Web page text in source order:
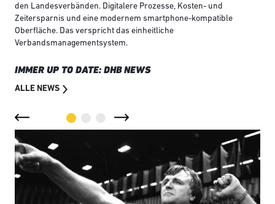
den Landesverbänden. Digitalere Prozesse, Kosten- und
Zeitersparnis und eine modernem smartphone-kompatible
Oberfläche. Das verspricht das einheitliche
Verbandsmanagementsystem.
IMMER UP TO DATE: DHB NEWS
ALLE NEWS